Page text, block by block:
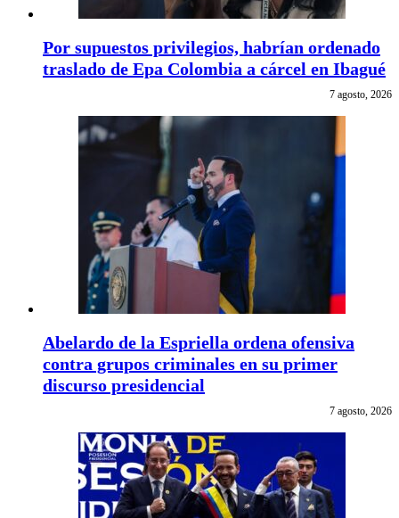
Por supuestos privilegios, habrían ordenado
traslado de Epa Colombia a cárcel en Ibagué
7 agosto, 2026
Abelardo de la Espriella ordena ofensiva
contra grupos criminales en su primer
discurso presidencial
7 agosto, 2026